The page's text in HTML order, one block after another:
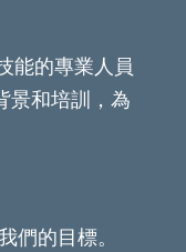
能的專業人員
景和培訓，為
們的目標。